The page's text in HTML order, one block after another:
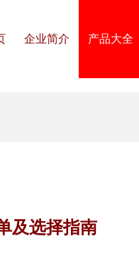
企业简介 产品大全
及选择指南